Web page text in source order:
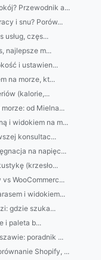
Przewodnik a...
i snu? Porów...
usług, częs...
najlepsze m...
i ustawien...
na morze, kt...
(kalorie,...
od Mielna...
i widokiem na m...
konsultac...
na napięc...
(krzesło...
WooCommerc...
i widokiem...
gdzie szuka...
i paleta b...
poradnik ...
Shopify, ...